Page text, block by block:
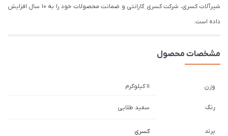
شیرآلات کسری، شرکت کسری گارانتی و ضمانت محصولات خود را به 10 سال افزایش
داده است.
مشخصات محصول
وزن 11 کیلوگرم
رنگ سفید طلایی
برند کسری